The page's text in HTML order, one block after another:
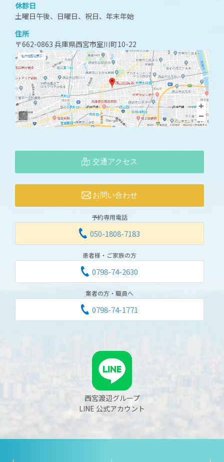
休診日
土曜日午後、日曜日、祝日、年末年始
住所
〒662-0863 兵庫県西宮市室川町10-22
交通アクセス
お問い合わせ
予約専用電話
050-1808-7183
患者様・ご家族の方
0798-74-2630
業者の方・職員へ
0798-74-1771
西宮渡辺グループ
LINE 公式アカウント